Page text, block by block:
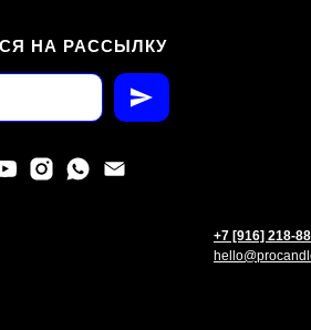
НА РАССЫЛКУ
+7 [916] 218-